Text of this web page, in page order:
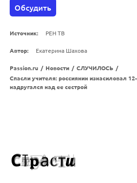
Обсудить
Источник: РЕН ТВ
Автор: Екатерина Шахова
Passion.ru / Новости / СЛУЧИЛОСЬ /
Спасли учителя: россиянин изнасиловал
надругался над ее сестрой